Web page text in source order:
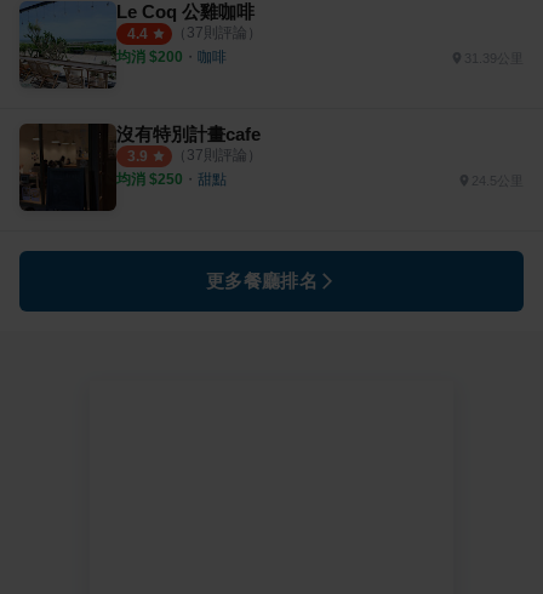
Le Coq 公雞咖啡
4.4 （ 37則評論）
均消 $200 ・ 咖啡
沒有特別計畫cafe
3.9 （ 37則評論）
均消 $250 ・ 甜點 24.5公里
更多餐廳排名